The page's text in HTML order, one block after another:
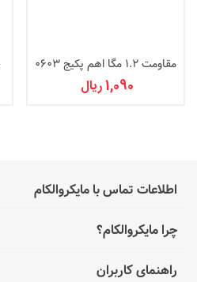
مقاومت 1.2 مگا اهم پکیج 0603
1,090 ریال
اطلاعات تماس با مایکروالکام
چرا مایکروالکام؟
راهنمای کاربران